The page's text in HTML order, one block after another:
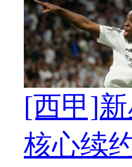
[西甲]
核心续